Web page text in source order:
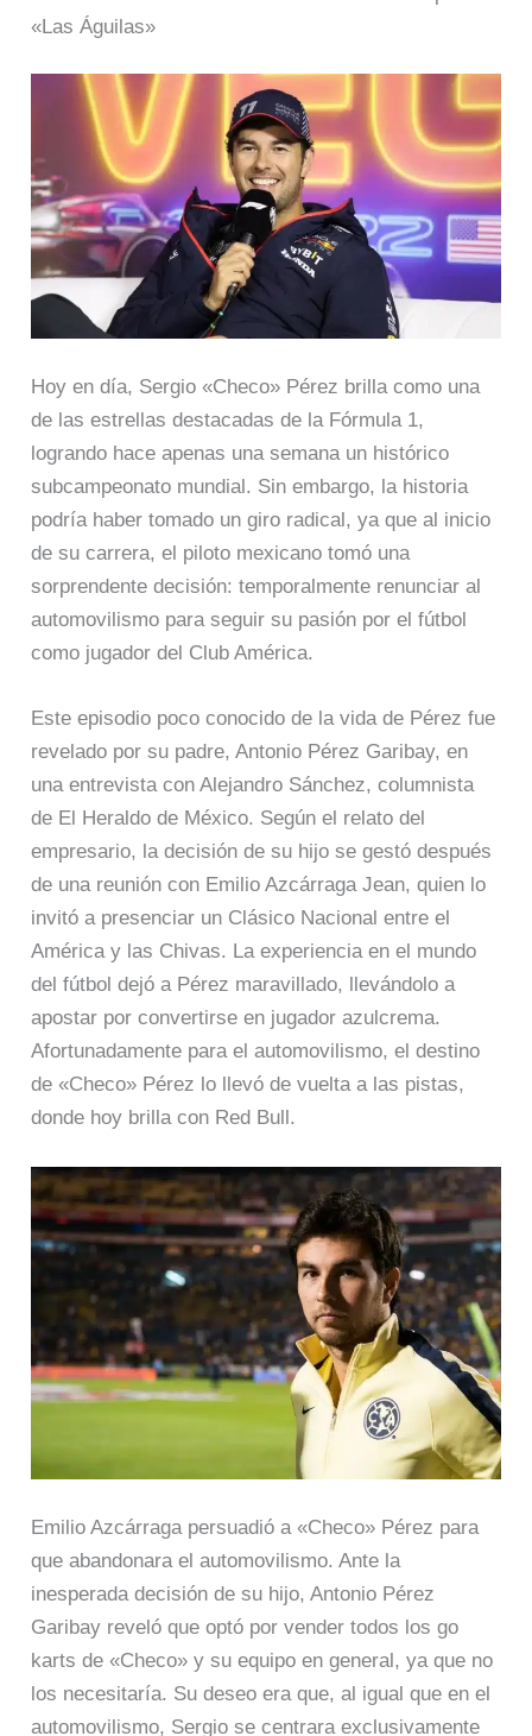
«Las Águilas»
Hoy en día, Sergio «Checo» Pérez brilla como una
de las estrellas destacadas de la Fórmula 1,
logrando hace apenas una semana un histórico
subcampeonato mundial. Sin embargo, la historia
podría haber tomado un giro radical, ya que al inicio
de su carrera, el piloto mexicano tomó una
sorprendente decisión: temporalmente renunciar al
automovilismo para seguir su pasión por el fútbol
como jugador del Club América.
Este episodio poco conocido de la vida de Pérez fue
revelado por su padre, Antonio Pérez Garibay, en
una entrevista con Alejandro Sánchez, columnista
de El Heraldo de México. Según el relato del
empresario, la decisión de su hijo se gestó después
de una reunión con Emilio Azcárraga Jean, quien lo
invitó a presenciar un Clásico Nacional entre el
América y las Chivas. La experiencia en el mundo
del fútbol dejó a Pérez maravillado, llevándolo a
apostar por convertirse en jugador azulcrema.
Afortunadamente para el automovilismo, el destino
de «Checo» Pérez lo llevó de vuelta a las pistas,
donde hoy brilla con Red Bull.
Emilio Azcárraga persuadió a «Checo» Pérez para
que abandonara el automovilismo. Ante la
inesperada decisión de su hijo, Antonio Pérez
Garibay reveló que optó por vender todos los go
karts de «Checo» y su equipo en general, ya que no
los necesitaría. Su deseo era que, al igual que en el
automovilismo, Sergio se centrara exclusivamente